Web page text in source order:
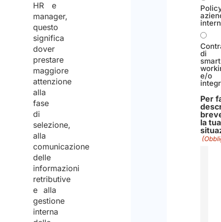
HR e
manager,
questo
significa
dover
prestare
maggiore
attenzione
alla
fase
di
selezione,
alla
comunicazione
delle
informazioni
retributive
e alla
gestione
interna
di
smart
e/o
Per
la tua